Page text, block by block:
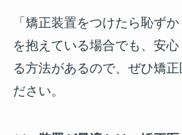
「矯正装置をつけたら恥ず
を抱えている場合でも、安
る方法があるので、ぜひ矯
ださい。